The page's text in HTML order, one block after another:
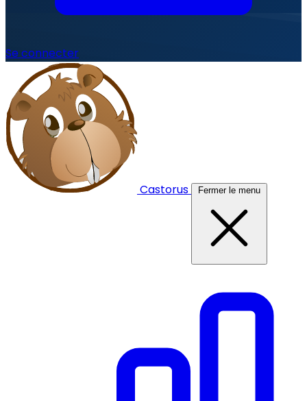
Se connecter
Castorus Fermer le menu